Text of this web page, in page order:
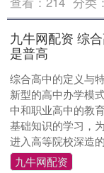
九牛网配资 综
是普高
综合高中的定义与
新型的高中办学模
中和职业高中的教
基础知识的学习，
进入高等院校深造
九牛网配资